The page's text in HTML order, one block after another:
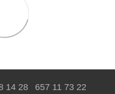
14 28 657 11 73 22